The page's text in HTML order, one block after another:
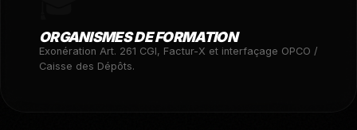
ORGANISMES DE FORMATION
Exonération Art. 261 CGI, Factur-X et interfaçage OPCO /
Caisse des Dépôts.